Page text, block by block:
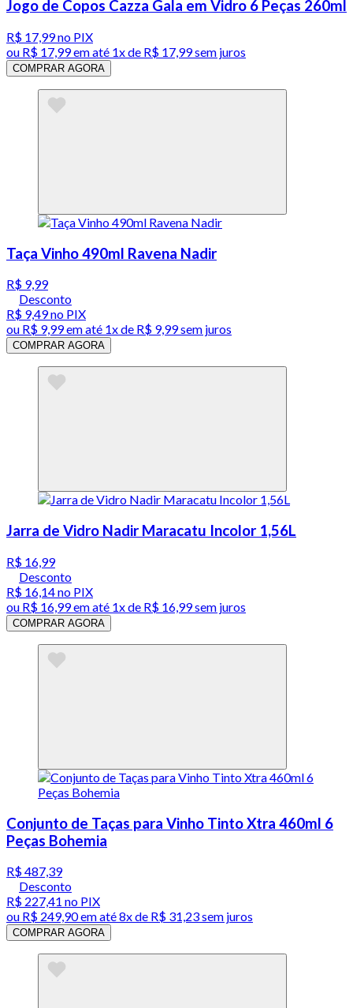
Jogo de Copos Cazza Gala em Vidro 6 Peças 260ml
R$ 17,99no PIX
ou R$ 17,99em até 1x de R$ 17,99sem juros
COMPRAR AGORA
Taça Vinho 490ml Ravena Nadir
R$ 9,99
Desconto
R$ 9,49no PIX
ou R$ 9,99em até 1x de R$ 9,99sem juros
COMPRAR AGORA
Jarra de Vidro Nadir Maracatu Incolor 1,56L
R$ 16,99
Desconto
R$ 16,14no PIX
ou R$ 16,99em até 1x de R$ 16,99sem juros
COMPRAR AGORA
Conjunto de Taças para Vinho Tinto Xtra 460ml 6
Peças Bohemia
R$ 487,39
Desconto
R$ 227,41 no PIX
ou R$ 249,90em até8x de R$ 31,23 sem juros
COMPRAR AGORA